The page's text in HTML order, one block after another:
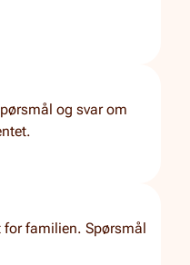
og svar om
familien. Spørsmål